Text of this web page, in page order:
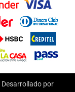
por